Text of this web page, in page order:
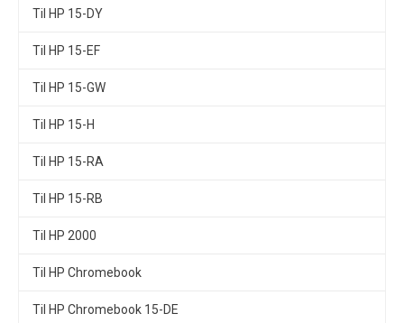
Til HP 15-DY
Til HP 15-EF
Til HP 15-GW
Til HP 15-H
Til HP 15-RA
Til HP 15-RB
Til HP 2000
Til HP Chromebook
Til HP Chromebook 15-DE